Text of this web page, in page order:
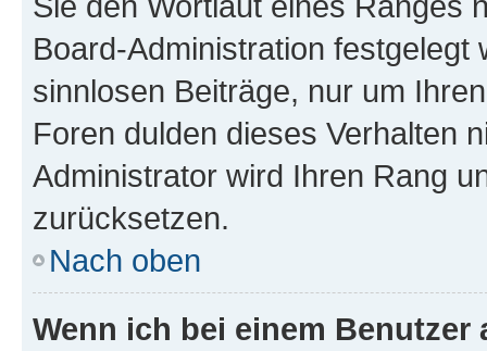
Board-Administration
sinnlosen Beiträge, nur um
Foren dulden dieses Verhalten
Administrator wird Ihren Rang
zurücksetzen.
Nach oben
Wenn ich bei einem